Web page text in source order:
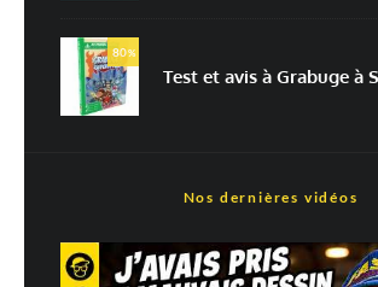
traitées
80%
Test et avis à Grabuge à
Nos dernières vidéos